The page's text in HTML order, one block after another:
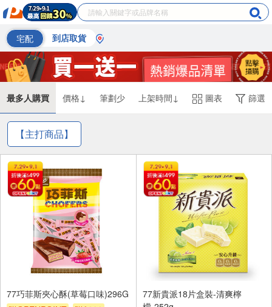
宅配 到店取貨
最多人購買 價格↓ 筆劃少 上架時間↓ 圖表 篩選
【主打商品】
77巧菲斯夾心酥(草莓口味)296G
77新貴派18片盒裝-清爽檸